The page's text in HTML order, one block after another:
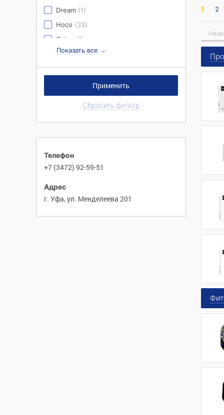
Dream (1)
Hoco (33)
Oxion
(1)
Remaks(1)
Ritmix(4)
(3)
Китай(1)
Сбросить фильтр
Телефон
+7 (3472) 92-59-51
Адрес
г. Уфа, ул. Менделеева 201
1 2